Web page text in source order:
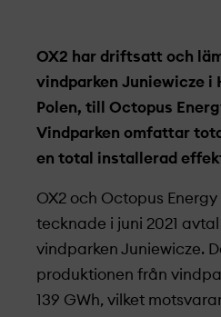
OX2 har driftsatt och
vindparken Juniewicze i
Polen, till Octopus
Vindparken omfattar
en total installerad
OX2 och Octopus
tecknade i juni 2021
vindparken Juniewicze.
produktionen från
139 GWh, vilket